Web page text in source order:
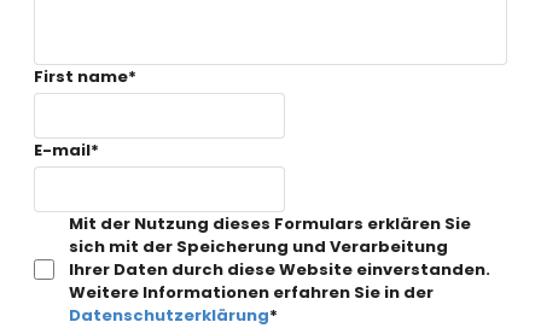
First name*
E-mail*
Mit der Nutzung dieses Formulars erklären Sie
sich mit der Speicherung und Verarbeitung
Ihrer Daten durch diese Website einverstanden.
Weitere Informationen erfahren Sie in der
Datenschutzerklärung*